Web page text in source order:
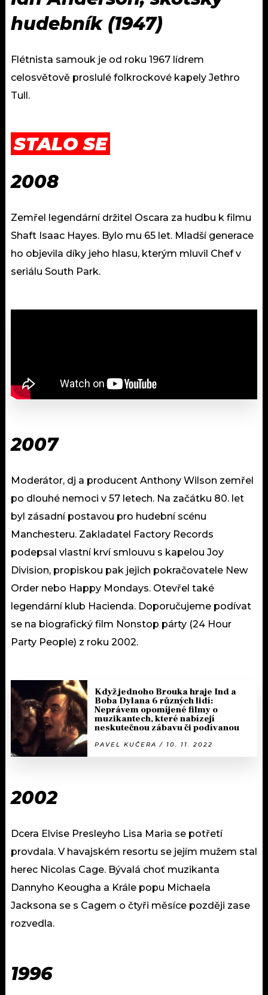
hudebník (1947)
Flétnista samouk je od roku 1967 lídrem
celosvětově proslulé folkrockové kapely Jethro
Tull.
STALO SE
2008
Zemřel legendární držitel Oscara za hudbu k filmu
Shaft Isaac Hayes. Bylo mu 65 let. Mladší generace
ho objevila díky jeho hlasu, kterým mluvil Chef v
seriálu South Park.
2007
Moderátor, dj a producent Anthony Wilson zemřel
po dlouhé nemoci v 57 letech. Na začátku 80. let
byl zásadní postavou pro hudební scénu
Manchesteru. Zakladatel Factory Records
podepsal vlastní krví smlouvu s kapelou Joy
Division, propiskou pak jejich pokračovatele New
Order nebo Happy Mondays. Otevřel také
legendární klub Hacienda. Doporučujeme podívat
se na biografický film Nonstop párty (24 Hour
Party People) z roku 2002.
Když jednoho Brouka hraje Ind a
Boba Dylana 6 různých lidí:
Neprávem opomíjené filmy o
muzikantech, které nabízejí
neskutečnou zábavu či podívanou
PAVEL KUČERA / 10. 11. 2022
2002
Dcera Elvise Presleyho Lisa Maria se potřetí
provdala. V havajském resortu se jejím mužem stal
herec Nicolas Cage. Bývalá choť muzikanta
Dannyho Keougha a Krále popu Michaela
Jacksona se s Cagem o čtyři měsíce později zase
rozvedla.
1996